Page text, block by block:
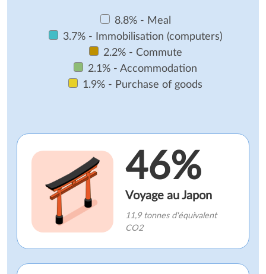
8.8% - Meal
3.7% - Immobilisation (computers)
2.2% - Commute
2.1% - Accommodation
1.9% - Purchase of goods
46%
Voyage au Japon
11,9 tonnes d'équivalent
CO2